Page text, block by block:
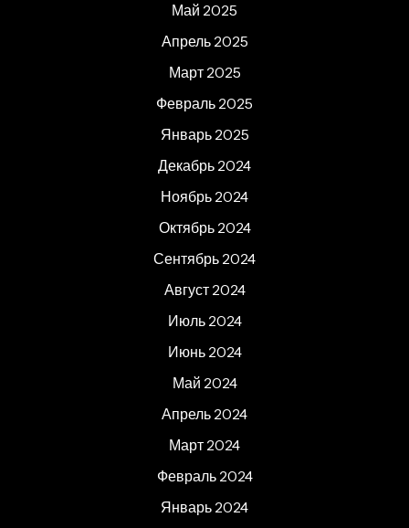
Май 2025
Апрель 2025
Март 2025
Февраль 2025
Январь 2025
Декабрь 2024
Ноябрь 2024
Октябрь 2024
Сентябрь 2024
Август 2024
Июль 2024
Июнь 2024
Май 2024
Апрель 2024
Март 2024
Февраль 2024
Январь 2024